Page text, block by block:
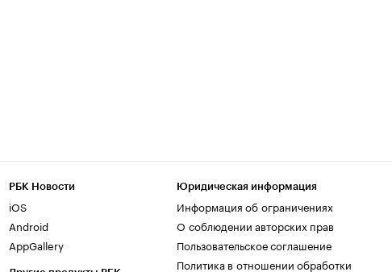
РБК Новости
iOS
Android
AppGallery
Юридическая информация
Информация об ограничениях
О соблюдении авторских прав
Пользовательское соглашение
Политика в отношении обработки